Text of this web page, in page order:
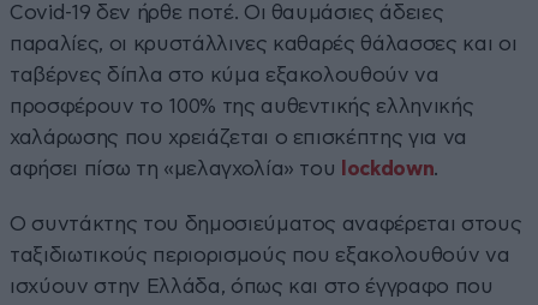
Covid-19 δεν ήρθε ποτέ. Οι θαυμάσιες άδειες
παραλίες, οι κρυστάλλινες καθαρές θάλασσες και οι
ταβέρνες δίπλα στο κύμα εξακολουθούν να
προσφέρουν το 100% της αυθεντικής ελληνικής
χαλάρωσης που χρειάζεται ο επισκέπτης για να
αφήσει πίσω τη «μελαγχολία» του lockdown.
Ο συντάκτης του δημοσιεύματος αναφέρεται στους
ταξιδιωτικούς περιορισμούς που εξακολουθούν να
ισχύουν στην Ελλάδα, όπως και στο έγγραφο που